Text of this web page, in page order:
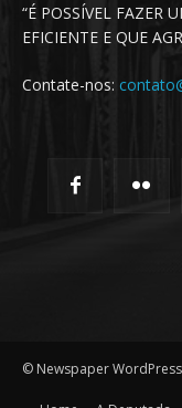
“É POSSÍVEL FAZER
EFICIENTE E QUE
Contate-nos:
© Newspaper